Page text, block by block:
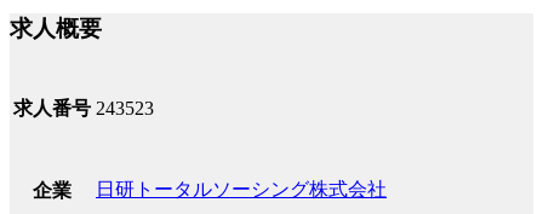
求人概要
求人番号 243523
企業 日研トータルソーシング株式会社